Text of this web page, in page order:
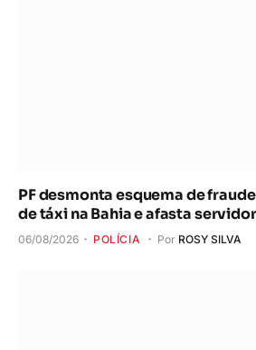
PF desmonta esquema de
de táxi na Bahia e afasta
06/08/2026 POLÍCIA Por ROSY SILVA